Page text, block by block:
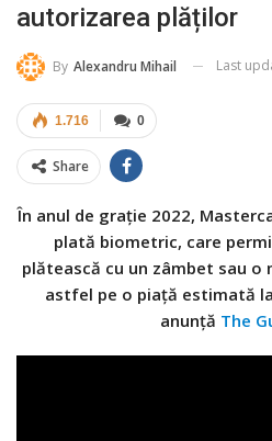
autorizarea plăților
By Alexandru Mihail Last
0
1.716
Share
În anul de grație 2022,
plată biometric, care
plătească cu un zâmbet sau o
astfel pe o piață estimată
anunță The